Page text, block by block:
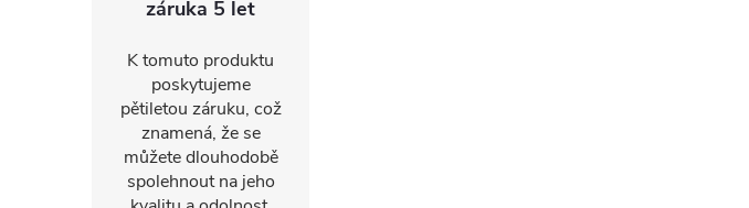
záruka 5 let
K tomuto produktu
poskytujeme
pětiletou záruku, což
znamená, že se
můžete dlouhodobě
spolehnout na jeho